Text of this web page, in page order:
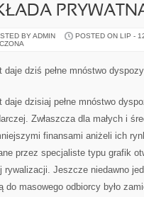
BY ADMIN POSTED ON LIP -
daje dziś pełne mnóstwo
daje dzisiaj pełne mnóstwo
Zwłaszcza dla małych i
finansami aniżeli ich
przez specjaliste typu grafik
rywalizacji. Jeszcze niedawno
do masowego odbiorcy było